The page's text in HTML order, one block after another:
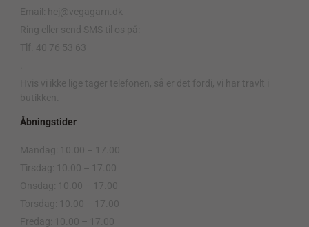
Email: hej@vegagarn.dk
Ring eller send SMS til os på:
Tlf. 40 76 53 63
Hvis vi ikke lige tager telefonen, så er det fordi, vi har travlt i
butikken.
Åbningstider
Mandag: 10.00 – 17.00
Tirsdag: 10.00 – 17.00
Onsdag: 10.00 – 17.00
Torsdag: 10.00 – 17.00
Fredag: 10.00 – 17.00